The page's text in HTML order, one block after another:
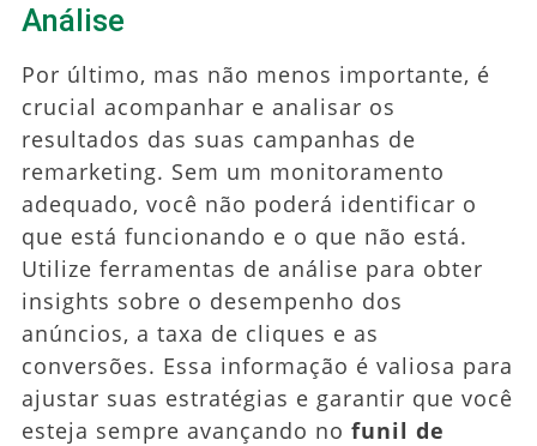
Análise
Por último, mas não menos importante, é
crucial acompanhar e analisar os
resultados das suas campanhas de
remarketing. Sem um monitoramento
adequado, você não poderá identificar o
que está funcionando e o que não está.
Utilize ferramentas de análise para obter
insights sobre o desempenho dos
anúncios, a taxa de cliques e as
conversões. Essa informação é valiosa para
ajustar suas estratégias e garantir que você
esteja sempre avançando no funil de